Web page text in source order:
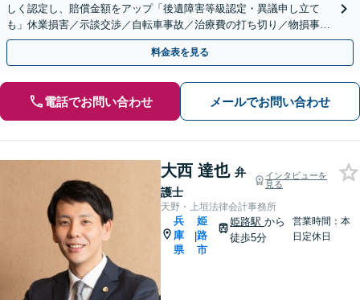
しく認定し、賠償金額をアップ「後遺障害等級認定・異議申し立て
も」休業損害／示談交渉／自転車事故／治療費の打ち切り／物損事故
／死亡事故【休日・夜間相談可】【本竜野駅5分】
料金表を見る
電話でお問い合わせ メールでお問い合わせ
大西 達也 弁
護士
インタビューを
見る
天野・上垣法律会計事務所
兵
庫
県
|
姫
路
市
姫路駅から
徒歩5分
営業時間：本
日定休日